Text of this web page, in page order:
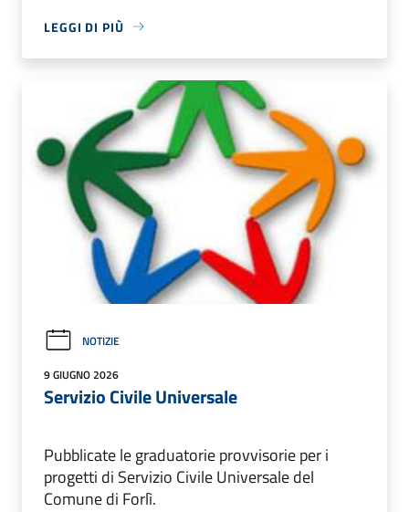
LEGGI DI PIÙ
NOTIZIE
9 GIUGNO 2026
Servizio Civile Universale
Pubblicate le graduatorie provvisorie per i
progetti di Servizio Civile Universale del
Comune di Forlì.